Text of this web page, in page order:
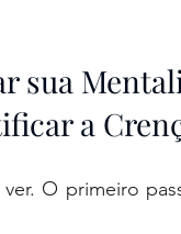
sua
a
O primeiro